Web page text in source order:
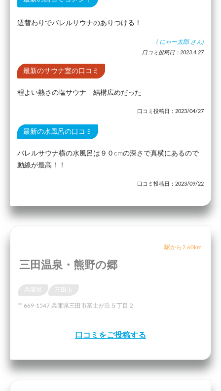
週替わりでバレルサウナのありつける！
( にゃー太郎 さん)
口コミ投稿日：2023.4.27
最新のサウナ室の口コミ
程よい熱さの塩サウナ 結構広めだった
口コミ投稿日：2023/04/27
最新の水風呂の口コミ
バレルサウナ横の水風呂は９０cmの深さで真横にあるので
動線が最高！！
口コミ投稿日：2023/09/22
駅から2.60km
三田温泉・熊野の郷
〒669-1547 兵庫県三田市富士が丘５丁目２
口コミをご投稿する